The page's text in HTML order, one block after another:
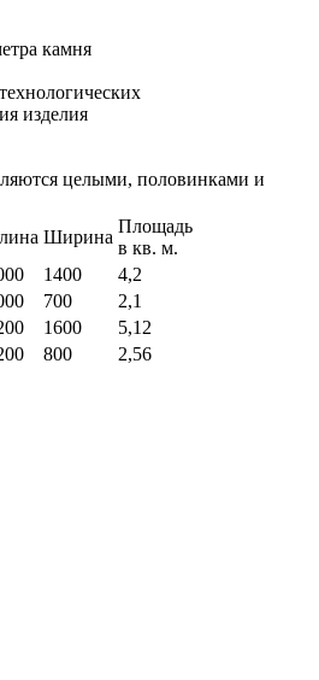
камня
изделия
целыми, половинками и
Ширина
Площадь
в кв. м.
1400
4,2
700
2,1
1600
5,12
800
2,56